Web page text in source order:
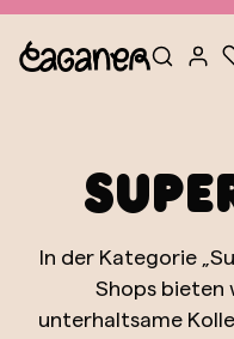
In der Kategorie
Shops bieten
unterhaltsame